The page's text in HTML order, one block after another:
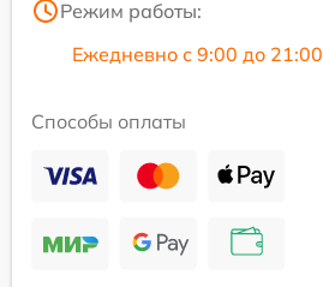
Режим работы:
Ежедневно с 9:00 до 21:00
Способы оплаты